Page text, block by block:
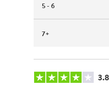
5 - 6
7+
3.8